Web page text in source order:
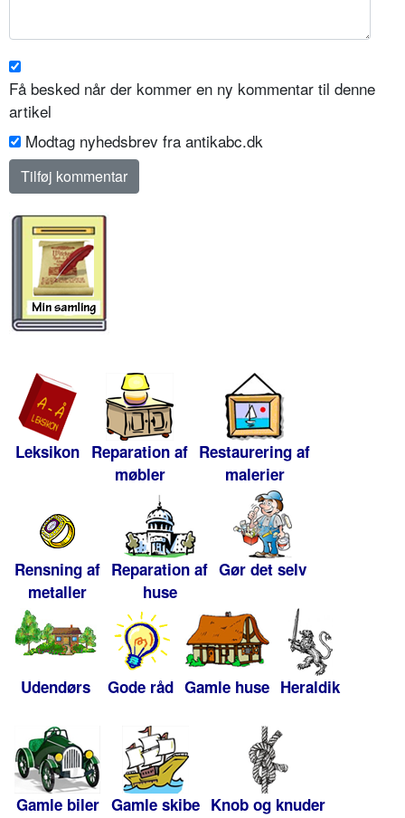
Få besked når der kommer en ny kommentar til denne
artikel
Modtag nyhedsbrev fra antikabc.dk
Leksikon Reparation af
møbler
Restaurering af
malerier
Rensning af
metaller
Reparation af
huse
Gør det selv
Udendørs Gode råd Gamle huse Heraldik
Gamle biler Gamle skibe Knob og knuder